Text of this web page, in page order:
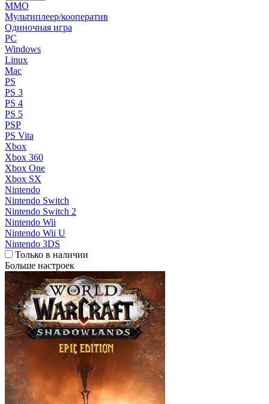
MMO
Мультиплеер/кооператив
Одиночная игра
PC
Windows
Linux
Mac
PS
PS 3
PS 4
PS 5
PSP
PS Vita
Xbox
Xbox 360
Xbox One
Xbox SX
Nintendo
Nintendo Switch
Nintendo Switch 2
Nintendo Wii
Nintendo Wii U
Nintendo 3DS
Только в наличии
Больше настроек